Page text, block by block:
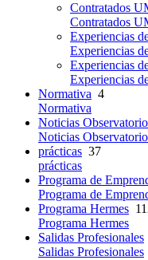
Contratados
Contratados
Experiencias
Experiencias
Experiencias
Experiencias
Normativa 4
Normativa
Noticias Observatorio
Noticias Observatorio
prácticas 37
prácticas
Programa de
Programa de
Programa Hermes
Programa Hermes
Salidas Profesionales
Salidas Profesionales